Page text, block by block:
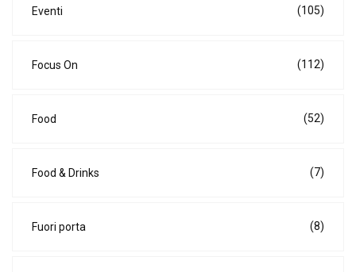
Eventi (105)
Focus On (112)
Food (52)
Food & Drinks (7)
Fuori porta (8)